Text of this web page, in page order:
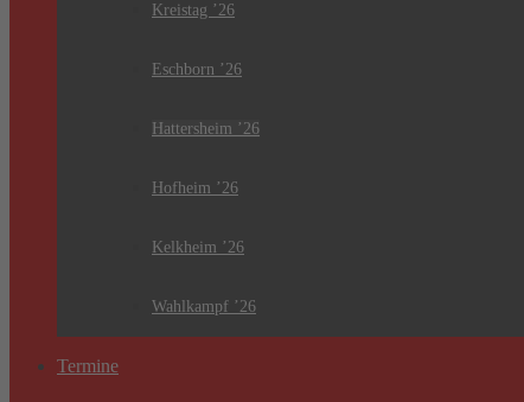
Kreistag ’26
Eschborn ’26
Hattersheim ’26
Hofheim ’26
Kelkheim ’26
Wahlkampf ’26
Termine